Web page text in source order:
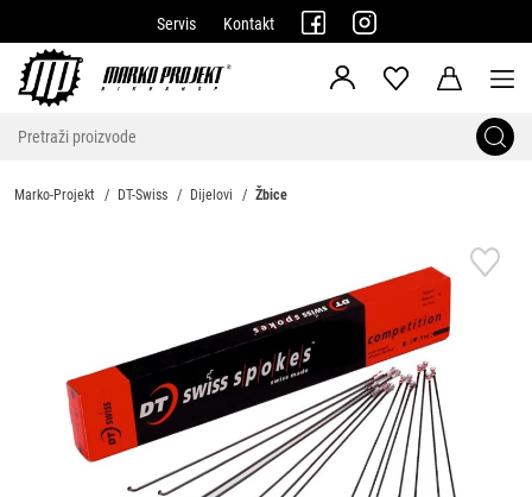
Servis Kontakt
Marko-Projekt DT-Swiss Dijelovi Žbice